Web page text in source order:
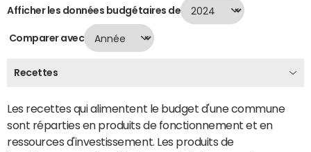
Afficher les données budgétaires de
Comparer avec
Recettes
Les recettes qui alimentent le budget d'une commune
sont réparties en produits de fonctionnement et en
ressources d'investissement. Les produits de